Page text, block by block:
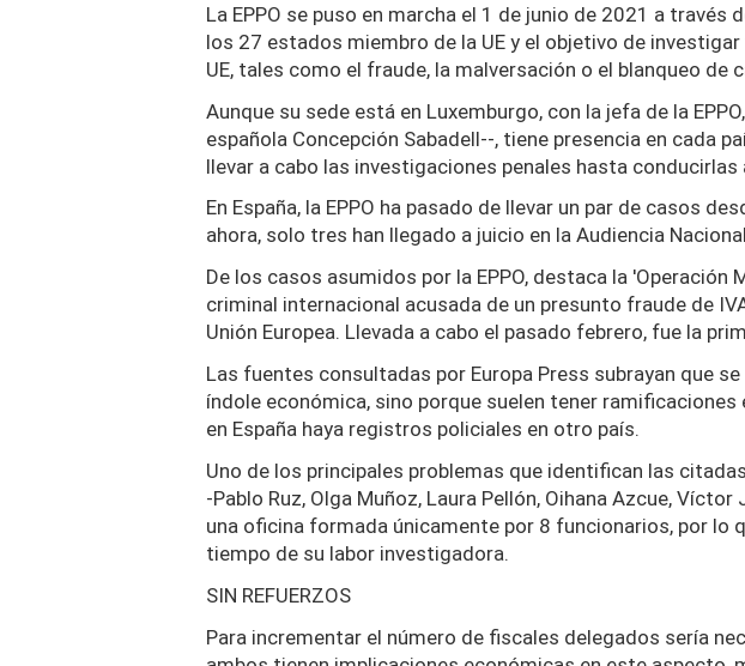
La EPPO se puso en marcha el 1 de junio de 2021 a
los 27 estados miembro de la UE y el objetivo de
UE, tales como el fraude, la malversación o el blanqueo de
Aunque su sede está en Luxemburgo, con la jefa de la
española Concepción Sabadell--, tiene presencia en cada
llevar a cabo las investigaciones penales hasta conducirlas
En España, la EPPO ha pasado de llevar un par de casos
ahora, solo tres han llegado a juicio en la Audiencia
De los casos asumidos por la EPPO, destaca la
criminal internacional acusada de un presunto fraude de
Unión Europea. Llevada a cabo el pasado febrero, fue la
Las fuentes consultadas por Europa Press subrayan que
índole económica, sino porque suelen tener
en España haya registros policiales en otro país.
Uno de los principales problemas que identifican las
-Pablo Ruz, Olga Muñoz, Laura Pellón, Oihana Azcue,
una oficina formada únicamente por 8 funcionarios, por
tiempo de su labor investigadora.
SIN REFUERZOS
Para incrementar el número de fiscales delegados sería